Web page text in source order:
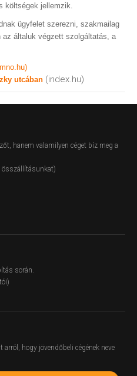
költségek jellemzik.
ügyfelet szerezni, szakmailag
általuk végzett szolgáltatás, a
utcában (index.hu)
hanem valamilyen céget bíz meg a
összállításunkat)
során.
hogy jövendőbeli cégének neve